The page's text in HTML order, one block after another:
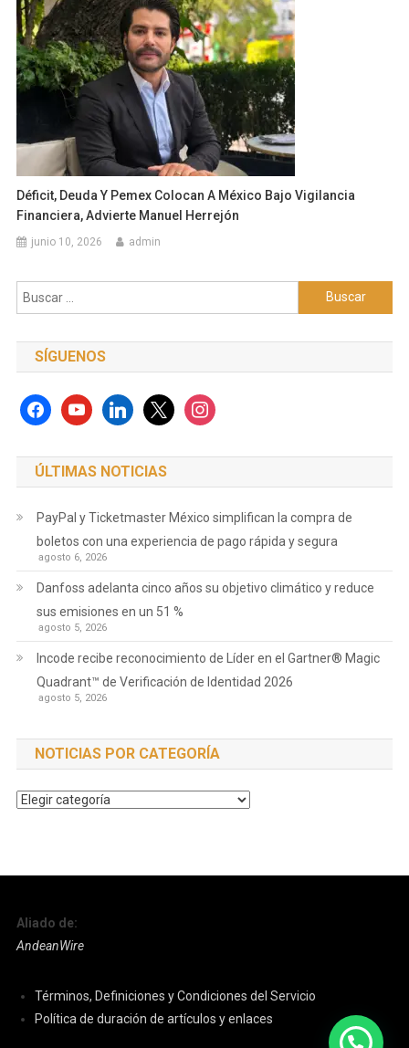
Déficit, Deuda Y Pemex Colocan A México Bajo Vigilancia
Financiera, Advierte Manuel Herrejón
junio 10, 2026 admin
Buscar:
SÍGUENOS
facebookyoutubelinkedinx instagram
ÚLTIMAS NOTICIAS
PayPal y Ticketmaster México simplifican la compra de
boletos con una experiencia de pago rápida y segura
agosto 6, 2026
Danfoss adelanta cinco años su objetivo climático y reduce
sus emisiones en un 51 %
agosto 5, 2026
Incode recibe reconocimiento de Líder en el Gartner® Magic
Quadrant™ de Verificación de Identidad 2026
agosto 5, 2026
NOTICIAS POR CATEGORÍA
Noticias
Aliado de:
AndeanWire
Términos, Definiciones y Condiciones del Servicio
Política de duración de artículos y enlaces